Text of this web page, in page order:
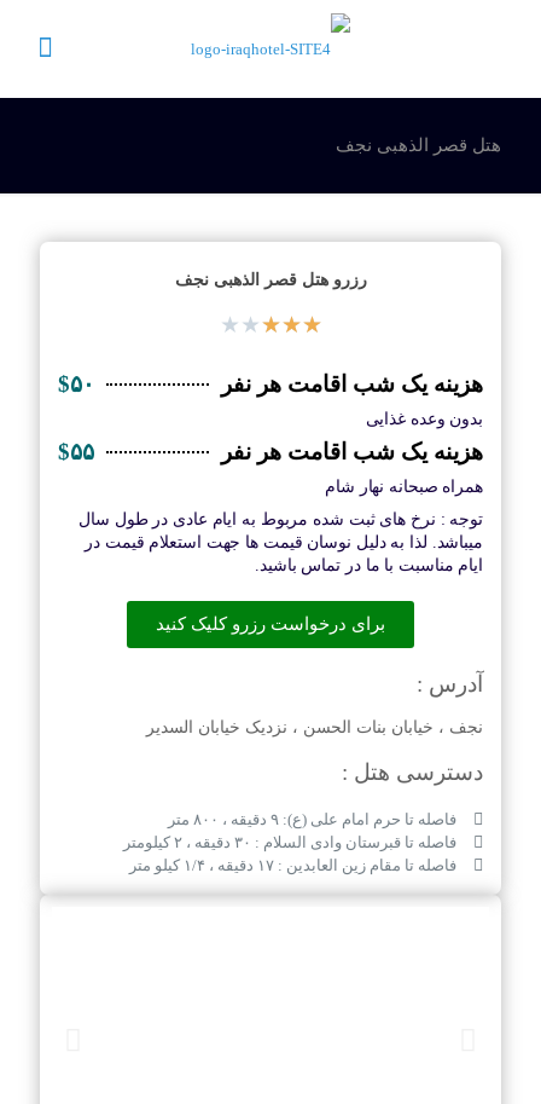
هتل قصر الذهبی نجف
رزرو هتل قصر الذهبی نجف
★
★
★
★
★
هزینه یک شب اقامت هر نفر $۵۰
بدون وعده غذایی
هزینه یک شب اقامت هر نفر $۵۵
همراه صبحانه نهار شام
توجه : نرخ های ثبت شده مربوط به ایام عادی در طول سال
میباشد. لذا به دلیل نوسان قیمت ها جهت استعلام قیمت در
ایام مناسبت با ما در تماس باشید.
برای درخواست رزرو کلیک کنید
آدرس :
نجف ، خیابان بنات الحسن ، نزدیک خیابان السدیر
دسترسی هتل :
فاصله تا حرم امام علی (ع): ۹ دقیقه ، ۸۰۰ متر
فاصله تا قبرستان وادی السلام : ۳۰ دقیقه ، ۲ کیلومتر
فاصله تا مقام زین العابدین : ۱۷ دقیقه ، ۱/۴ کیلو متر